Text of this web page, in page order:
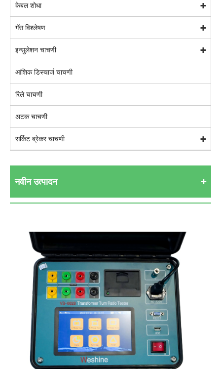
केबल शोधा
गॅस विश्लेषण
इन्सुलेशन चाचणी
आंशिक डिस्चार्ज चाचणी
रिले चाचणी
अटक चाचणी
सर्किट ब्रेकर चाचणी
नवीन उत्पादन